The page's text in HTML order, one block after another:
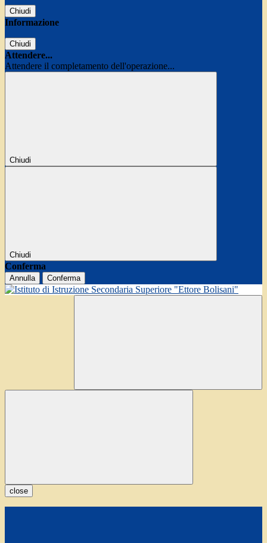
Chiudi
Informazione
Chiudi
Attendere...
Attendere il completamento dell'operazione...
Chiudi
Chiudi
Conferma
Annulla Conferma
close